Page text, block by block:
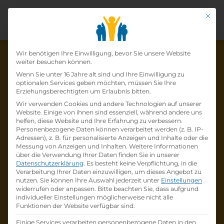
Die Lehrstelle wurde schon
besetzt!
Die LehrstelleLehrlinge (w/m/d) - Elektro- und
MetalltechnikbeiAustrian Power Grid AGist
schon besetzt.
Firmenprofil besuchen
Andere Lehrstelle suchen
Mit
Datenschutz-
Wir benötigen Ihre Einwilligung, bevor Sie unsere Website
weiter besuchen können.
Wenn Sie unter 16 Jahre alt sind und Ihre Einwilligung zu
optionalen Services geben möchten, müssen Sie Ihre
Erziehungsberechtigten um Erlaubnis bitten.
Wir verwenden Cookies und andere Technologien auf unserer
Website. Einige von ihnen sind essenziell, während andere uns
helfen, diese Website und Ihre Erfahrung zu verbessern.
Personenbezogene Daten können verarbeitet werden (z. B. IP-
Adressen), z. B. für personalisierte Anzeigen und Inhalte oder die
Messung von Anzeigen und Inhalten. Weitere Informationen
über die Verwendung Ihrer Daten finden Sie in unserer
Datenschutzerklärung. Es besteht keine Verpflichtung, in die
Verarbeitung Ihrer Daten einzuwilligen, um dieses Angebot zu
nutzen. Sie können Ihre Auswahl jederzeit unter Einstellungen
widerrufen oder anpassen. Bitte beachten Sie, dass aufgrund
individueller Einstellungen möglicherweise nicht alle
Funktionen der Website verfügbar sind.
Einige Services verarbeiten personenbezogene Daten in den